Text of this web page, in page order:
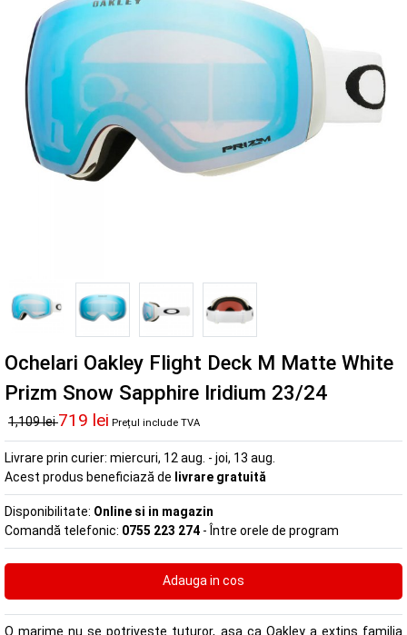
Ochelari Oakley Flight Deck M Matte White
Prizm Snow Sapphire Iridium 23/24
1,109 lei719 lei Prețul include TVA
Livrare prin curier: miercuri, 12 aug. - joi, 13 aug.
Acest produs beneficiază de livrare gratuită
Disponibilitate: Online si in magazin
Comandă telefonic: 0755 223 274 - Între orele de program
O marime nu se potriveste tuturor, asa ca Oakley a extins familia